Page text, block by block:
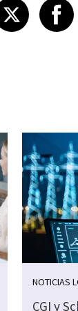
article
X
NOTICIAS
CGI y